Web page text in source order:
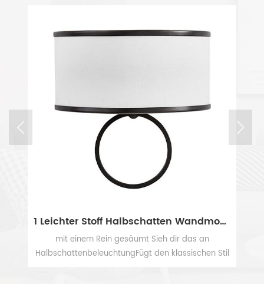
Große Bronze-weiße Trommelschirm-Wand-hängende Pendelleuchte mit Steckdosen und USBs
Ein funktionales Stück minimalistischer Kunst, dies
Mid Century Wandpendelleuchte hat ein plattiertes